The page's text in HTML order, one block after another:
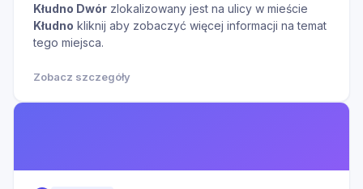
Kłudno Dwór zlokalizowany jest na ulicy w mieście
Kłudno kliknij aby zobaczyć więcej informacji na temat
tego miejsca.
Zobacz szczegóły